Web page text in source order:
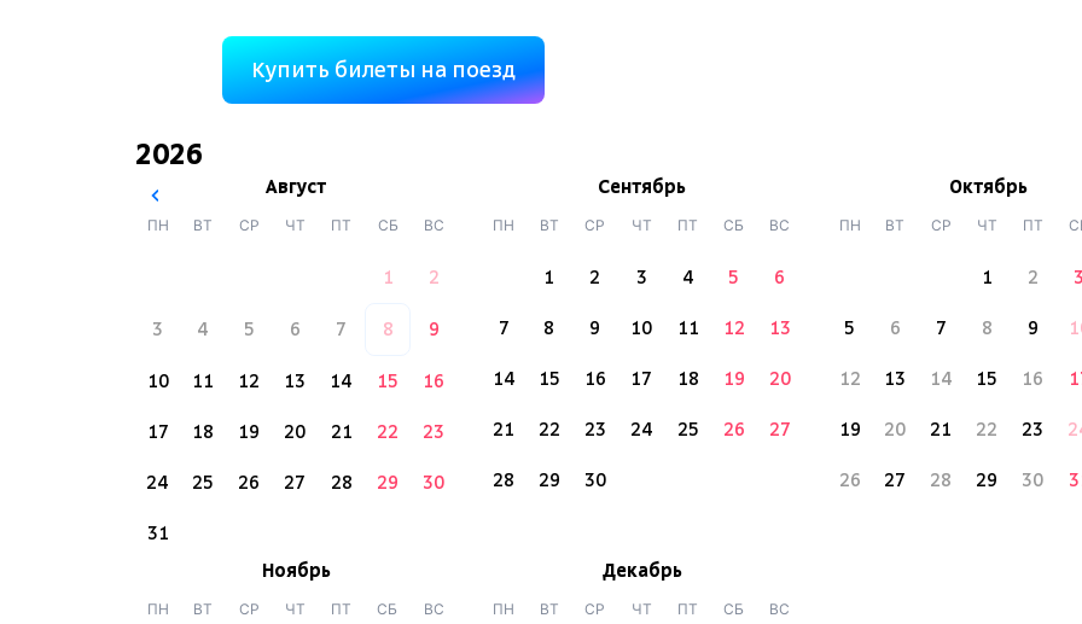
Купить билеты на поезд
2026
Август
ПН ВТ СР ЧТ ПТ СБ ВС
1 2
3 4 5 6 7 8 9
10 11 12 13 14 15 16
17 18 19 20 21 22 23
24 25 26 27 28 29 30
31
Сентябрь
ПН ВТ СР ЧТ ПТ СБ ВС
1 2 3 4 5 6
7 8 9 10 11 12 13
14 15 16 17 18 19 20
21 22 23 24 25 26 27
28 29 30
Октябрь
ПН ВТ СР ЧТ ПТ
1 2 3
5 6 7 8 9
12 13 14 15 16
19 20 21 22 23
26 27 28 29 30
Ноябрь
ПН ВТ СР ЧТ ПТ СБ ВС
Декабрь
ПН ВТ СР ЧТ ПТ СБ ВС